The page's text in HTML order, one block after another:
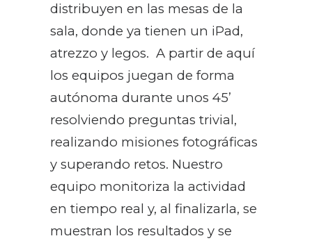
distribuyen en las mesas de la
sala, donde ya tienen un iPad,
atrezzo y legos. A partir de aquí
los equipos juegan de forma
autónoma durante unos 45’
resolviendo preguntas trivial,
realizando misiones fotográficas
y superando retos. Nuestro
equipo monitoriza la actividad
en tiempo real y, al finalizarla, se
muestran los resultados y se